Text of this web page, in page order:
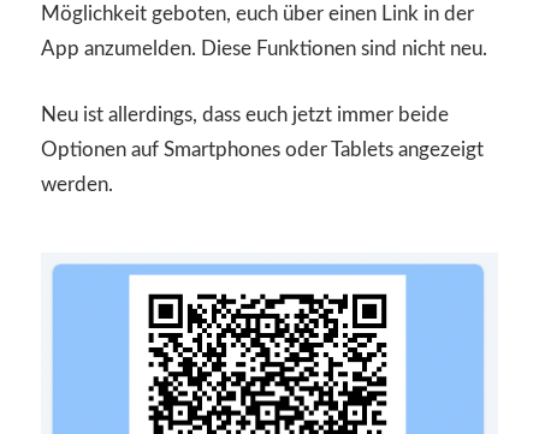
Möglichkeit geboten, euch über einen Link in der
App anzumelden. Diese Funktionen sind nicht neu.
Neu ist allerdings, dass euch jetzt immer beide
Optionen auf Smartphones oder Tablets angezeigt
werden.